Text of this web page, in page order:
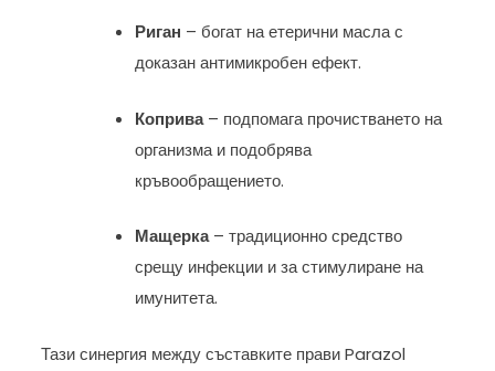
Риган – богат на етерични масла с
доказан антимикробен ефект.
Коприва– подпомага прочистването на
организма и подобрява
кръвообращението.
Мащерка– традиционно средство
срещу инфекции и за стимулиране на
имунитета.
Тази синергия между съставките прави Parazol